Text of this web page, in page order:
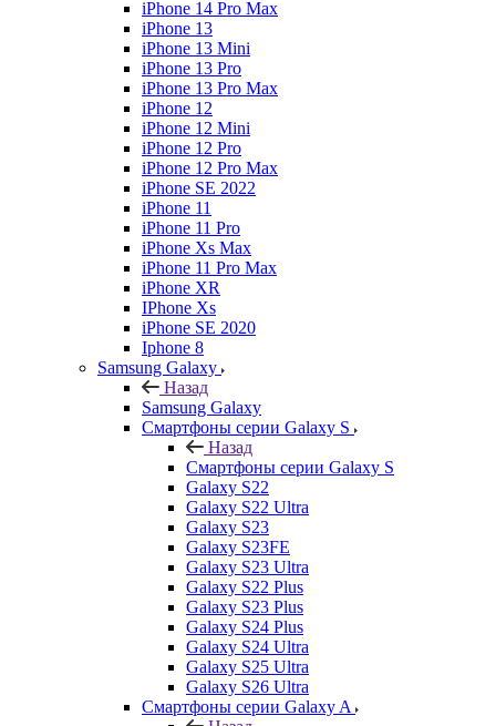
iPhone 14 Pro Max
iPhone 13
iPhone 13 Mini
iPhone 13 Pro
iPhone 13 Pro Max
iPhone 12
iPhone 12 Mini
iPhone 12 Pro
iPhone 12 Pro Max
iPhone SE 2022
iPhone 11
iPhone 11 Pro
iPhone Xs Max
iPhone 11 Pro Max
iPhone XR
IPhone Xs
iPhone SE 2020
Iphone 8
Samsung Galaxy
Назад
Samsung Galaxy
Смартфоны серии Galaxy S
Назад
Смартфоны серии Galaxy S
Galaxy S22
Galaxy S22 Ultra
Galaxy S23
Galaxy S23FE
Galaxy S23 Ultra
Galaxy S22 Plus
Galaxy S23 Plus
Galaxy S24 Plus
Galaxy S24 Ultra
Galaxy S25 Ultra
Galaxy S26 Ultra
Смартфоны серии Galaxy A